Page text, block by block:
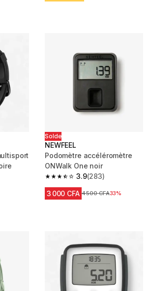
697 reviews
Solde
NEWFEEL
Podomètre accéléromètre
ONWalk One noir
3.9
3.9 out of 5 stars from 283
(283)
3 000 CFA Prix avant réduction
4 500 CFA33%